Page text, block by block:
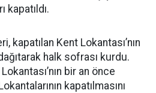
kapatıldı.
kapatılan Kent Lokantası’nın
halk sofrası kurdu.
bir an önce
kapatılmasını